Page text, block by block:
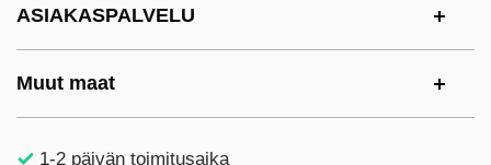
ASIAKASPALVELU
Muut maat
1-2 päivän toimitusaika